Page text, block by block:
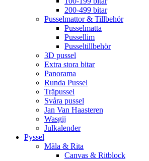
200-499 bitar
Pusselmattor & Tillbehör
Pusselmatta
Pussellim
Pusseltillbehör
3D pussel
Extra stora bitar
Panorama
Runda Pussel
Träpussel
Svåra pussel
Jan Van Haasteren
Wasgij
Julkalender
Pyssel
Måla & Rita
Canvas & Ritblock